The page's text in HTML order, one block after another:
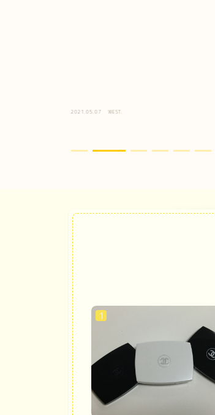
2021.05.07 WEST.